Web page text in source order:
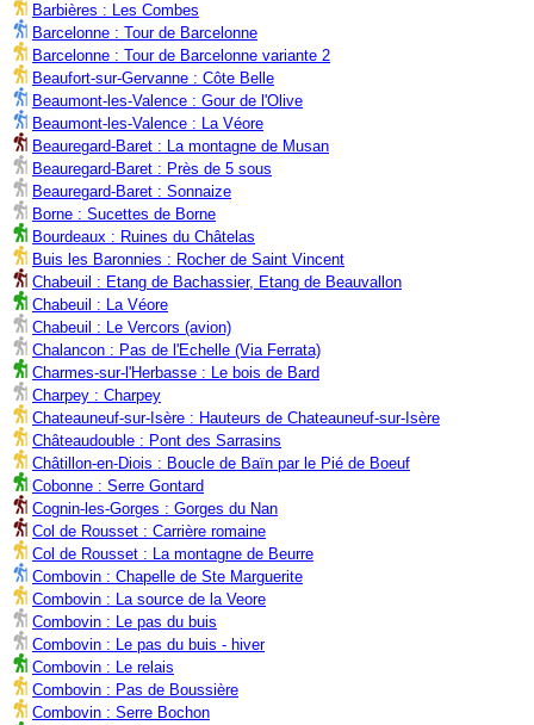
Barbières : Les Combes
Barcelonne : Tour de Barcelonne
Barcelonne : Tour de Barcelonne variante 2
Beaufort-sur-Gervanne : Côte Belle
Beaumont-les-Valence : Gour de l'Olive
Beaumont-les-Valence : La Véore
Beauregard-Baret : La montagne de Musan
Beauregard-Baret : Près de 5 sous
Beauregard-Baret : Sonnaize
Borne : Sucettes de Borne
Bourdeaux : Ruines du Châtelas
Buis les Baronnies : Rocher de Saint Vincent
Chabeuil : Etang de Bachassier, Etang de Beauvallon
Chabeuil : La Véore
Chabeuil : Le Vercors (avion)
Chalancon : Pas de l'Echelle (Via Ferrata)
Charmes-sur-l'Herbasse : Le bois de Bard
Charpey : Charpey
Chateauneuf-sur-Isère : Hauteurs de Chateauneuf-sur-Isère
Châteaudouble : Pont des Sarrasins
Châtillon-en-Diois : Boucle de Baïn par le Pié de Boeuf
Cobonne : Serre Gontard
Cognin-les-Gorges : Gorges du Nan
Col de Rousset : Carrière romaine
Col de Rousset : La montagne de Beurre
Combovin : Chapelle de Ste Marguerite
Combovin : La source de la Veore
Combovin : Le pas du buis
Combovin : Le pas du buis - hiver
Combovin : Le relais
Combovin : Pas de Boussière
Combovin : Serre Bochon